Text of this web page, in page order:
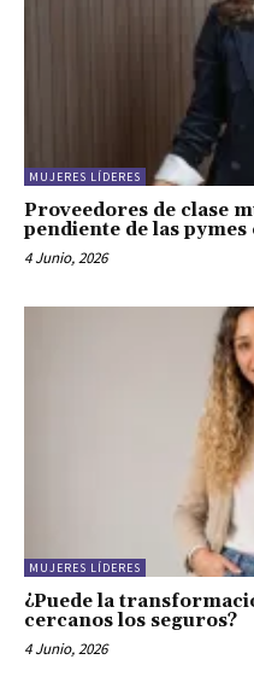
MUJERES LÍDERES
Proveedores de clase
pendiente de las pymes
4 Junio, 2026
MUJERES LÍDERES
¿Puede la
cercanos los seguros?
4 Junio, 2026